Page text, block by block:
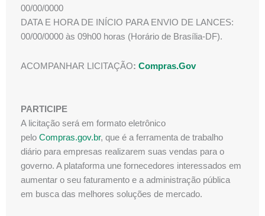
00/00/0000
DATA E HORA DE INÍCIO PARA ENVIO DE LANCES:
00/00/0000 às 09h00 horas (Horário de Brasília-DF).
ACOMPANHAR LICITAÇÃO: Compras.Gov
PARTICIPE
A licitação será em formato eletrônico
pelo Compras.gov.br, que é a ferramenta de trabalho
diário para empresas realizarem suas vendas para o
governo. A plataforma une fornecedores interessados em
aumentar o seu faturamento e a administração pública
em busca das melhores soluções de mercado.